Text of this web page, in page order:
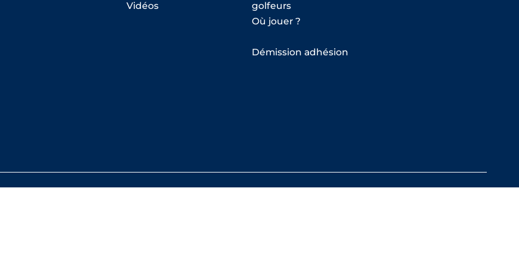
Vidéos
golfeurs
Où jouer ?
Démission adhésion